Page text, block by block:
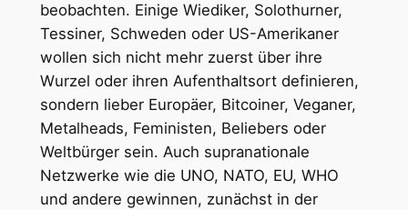
beobachten. Einige Wiediker, Solothurner,
Tessiner, Schweden oder US-Amerikaner
wollen sich nicht mehr zuerst über ihre
Wurzel oder ihren Aufenthaltsort definieren,
sondern lieber Europäer, Bitcoiner, Veganer,
Metalheads, Feministen, Beliebers oder
Weltbürger sein. Auch supranationale
Netzwerke wie die UNO, NATO, EU, WHO
und andere gewinnen, zunächst in der